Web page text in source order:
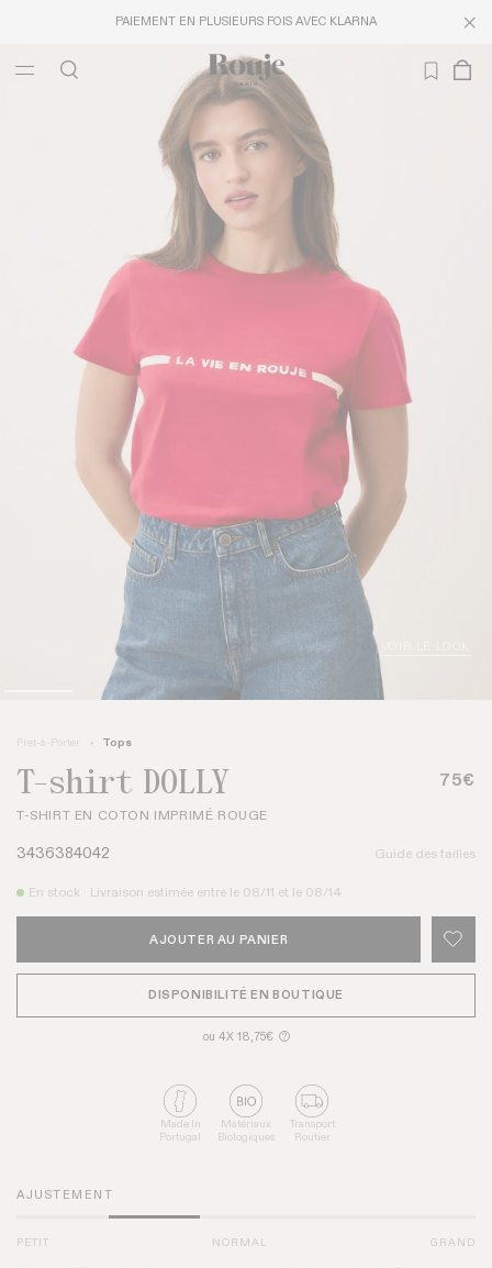
PAIEMENT EN PLUSIEURS FOIS AVEC KLARNA
Pret-à-Porter Tops
T-shirt DOLLY 75€
T-SHIRT EN COTON IMPRIMÉ ROUGE
3436384042 Guide des tailles
En stock : Livraison estimée entre le 08/11 et le 08/14
AJOUTER AU PANIER
DISPONIBILITÉ EN BOUTIQUE
ou 4X 18,75€ ?
Made In
Portugal
Matériaux
Biologiques
Transport
Routier
AJUSTEMENT
PETIT NORMAL GRAND